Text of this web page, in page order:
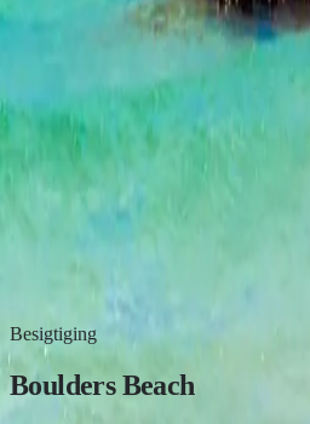
Besigtiging
Boulders Beach